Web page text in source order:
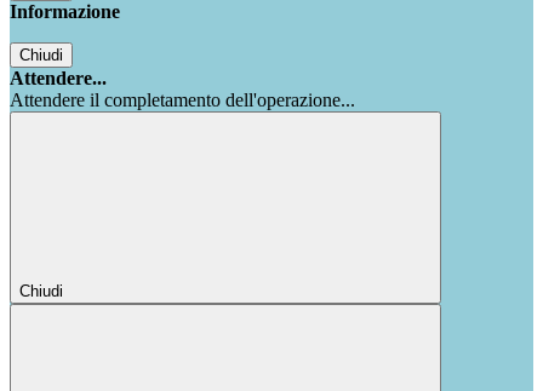
Informazione
Chiudi
Attendere...
Attendere il completamento dell'operazione...
Chiudi